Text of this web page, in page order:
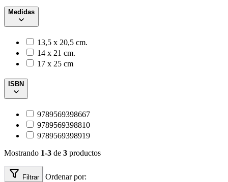
Medidas
13,5 x 20,5 cm.
14 x 21 cm.
17 x 25 cm
ISBN
9789569398667
9789569398810
9789569398919
Mostrando 1-3 de 3 productos
Filtrar Ordenar por: